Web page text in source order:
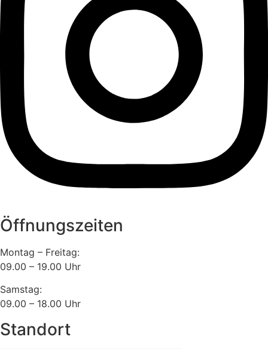
Öffnungszeiten
Montag – Freitag:
09.00 – 19.00 Uhr
Samstag:
09.00 – 18.00 Uhr
Standort